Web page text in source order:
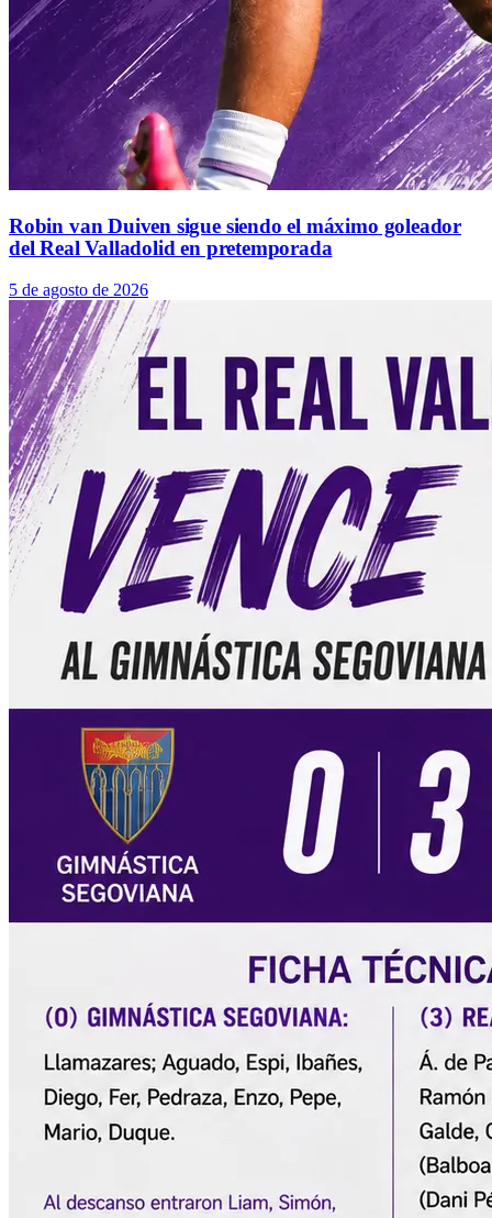
Robin van Duiven sigue siendo el máximo goleador
del Real Valladolid en pretemporada
5 de agosto de 2026